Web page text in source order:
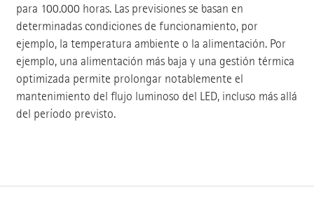
para 100.000 horas. Las previsiones se basan en
determinadas condiciones de funcionamiento, por
ejemplo, la temperatura ambiente o la alimentación. Por
ejemplo, una alimentación más baja y una gestión térmica
optimizada permite prolongar notablemente el
mantenimiento del flujo luminoso del LED, incluso más allá
del período previsto.